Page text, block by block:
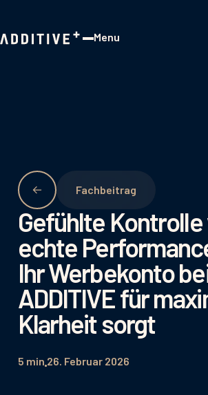
Menu
Fachbeitrag
Gefühlte Kontrolle
echte
Ihr Werbekonto
ADDITIVE für
Klarheit sorgt
5 min 26. Februar 2026